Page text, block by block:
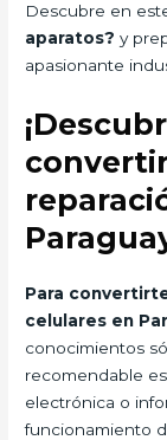
Descubre en
aparatos? y
apasionante
Para
celulares en
conocimientos
recomendable
electrónica o
funcionamiento